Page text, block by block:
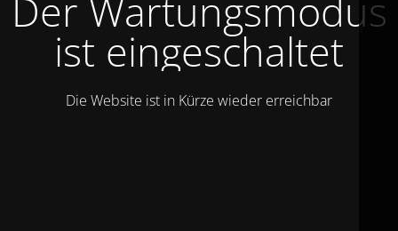
Der Wartungsmodus
ist eingeschaltet
Die Website ist in Kürze wieder erreichbar